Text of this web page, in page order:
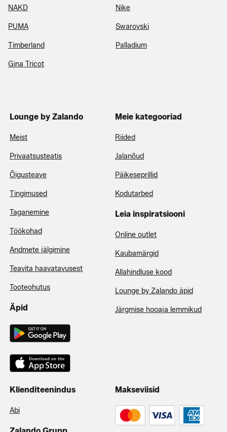
NAKD Nike
PUMA Swarovski
Timberland Palladium
Gina Tricot
Lounge by Zalando
Meist
Privaatsusteatis
Õigusteave
Tingimused
Taganemine
Töökohad
Andmete jälgimine
Teavita haavatavusest
Tooteohutus
Äpid
Meie kategooriad
Riided
Jalanõud
Päikeseprillid
Kodutarbed
Leia inspiratsiooni
Online outlet
Kaubamärgid
Allahindluse kood
Lounge by Zalando äpid
Järgmise hooaja lemmikud
Klienditeenindus
Abi
Makseviisid